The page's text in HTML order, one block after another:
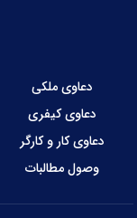
دعاوی ملکی
دعاوی کیفری
دعاوی کار و کارگر
وصول مطالبات